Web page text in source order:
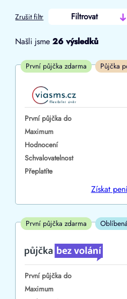
Zrušit filtr Filtrovat
Od
První půjčka zdarma
–
ano
ne
ano
ne
V exekuci
ano
ne
Našli jsme26 výsledků
První půjčka zdarma Půjčka
První půjčka do
Maximum
Hodnocení
Schvalovatelnost
Přeplatíte
Získat
První půjčka zdarma
První půjčka do
Maximum